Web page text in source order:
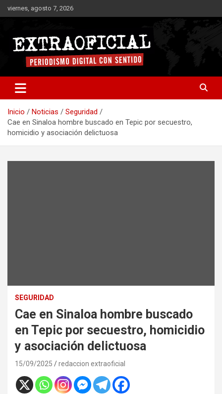
Saltar
al
viernes, agosto 7, 2026
Extraoficial
Inicio Noticias
Seguridad
Cae en Sinaloa hombre buscado en Tepic por secuestro,
homicidio y asociación delictuosa
SEGURIDAD
Cae en Sinaloa hombre buscado
en Tepic por secuestro, homicidio
y asociación delictuosa
15/09/2025 redaccion extraoficial